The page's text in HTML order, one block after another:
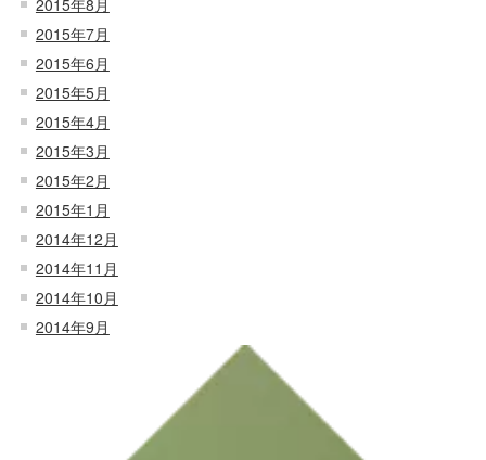
2015年8月
2015年7月
2015年6月
2015年5月
2015年4月
2015年3月
2015年2月
2015年1月
2014年12月
2014年11月
2014年10月
2014年9月